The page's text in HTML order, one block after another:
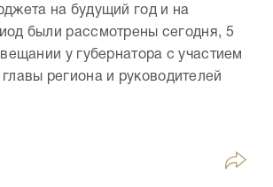
на будущий год и на
были рассмотрены сегодня, 5
у губернатора с участием
региона и руководителей